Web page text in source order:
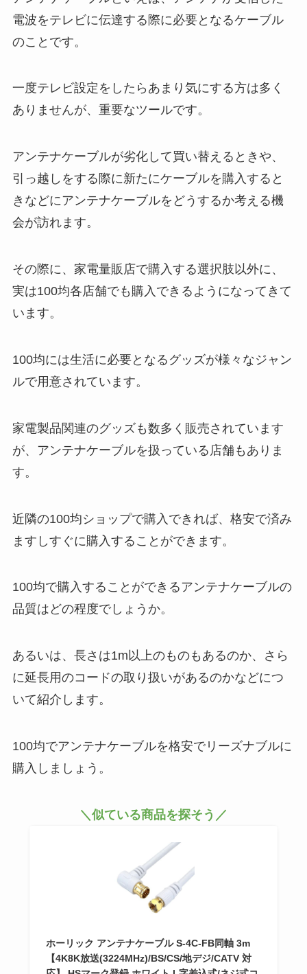
電波をテレビに伝達する際に必要となるケーブル
のことです。
一度テレビ設定をしたらあまり気にする方は多く
ありませんが、重要なツールです。
アンテナケーブルが劣化して買い替えるときや、
引っ越しをする際に新たにケーブルを購入すると
きなどにアンテナケーブルをどうするか考える機
会が訪れます。
その際に、家電量販店で購入する選択肢以外に、
実は100均各店舗でも購入できるようになってきて
います。
100均には生活に必要となるグッズが様々なジャン
ルで用意されています。
家電製品関連のグッズも数多く販売されています
が、アンテナケーブルを扱っている店舗もありま
す。
近隣の100均ショップで購入できれば、格安で済み
ますしすぐに購入することができます。
100均で購入することができるアンテナケーブルの
品質はどの程度でしょうか。
あるいは、長さは1m以上のものもあるのか、さら
に延長用のコードの取り扱いがあるのかなどにつ
いて紹介します。
100均でアンテナケーブルを格安でリーズナブルに
購入しましょう。
＼似ている商品を探そう／
ホーリック アンテナケーブル S-4C-FB同軸 3m
【4K8K放送(3224MHz)/BS/CS/地デジ/CATV 対